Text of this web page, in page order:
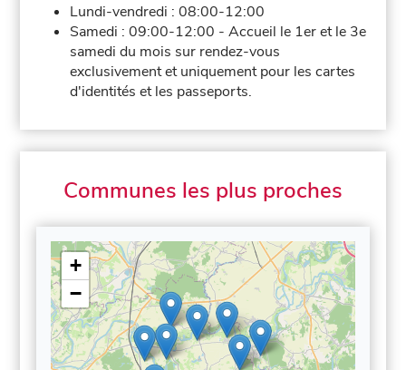
Lundi-vendredi :08:00-12:00
Samedi :09:00-12:00 -Accueil le 1er et le 3e
samedi du mois sur rendez-vous
exclusivement et uniquement pour les cartes
d'identités et les passeports.
Communes les plus proches
+
−